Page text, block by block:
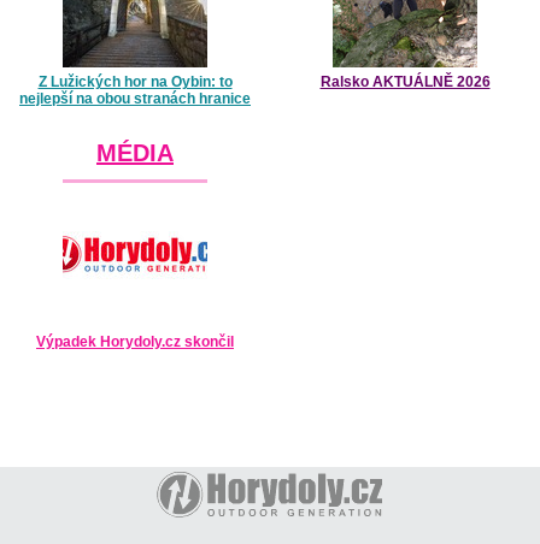
Z Lužických hor na Oybin: to
nejlepší na obou stranách hranice
Ralsko AKTUÁLNĚ 2026
MÉDIA
Výpadek Horydoly.cz skončil